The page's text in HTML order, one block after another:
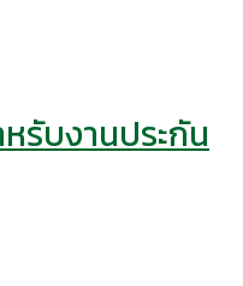
รับงานประกัน